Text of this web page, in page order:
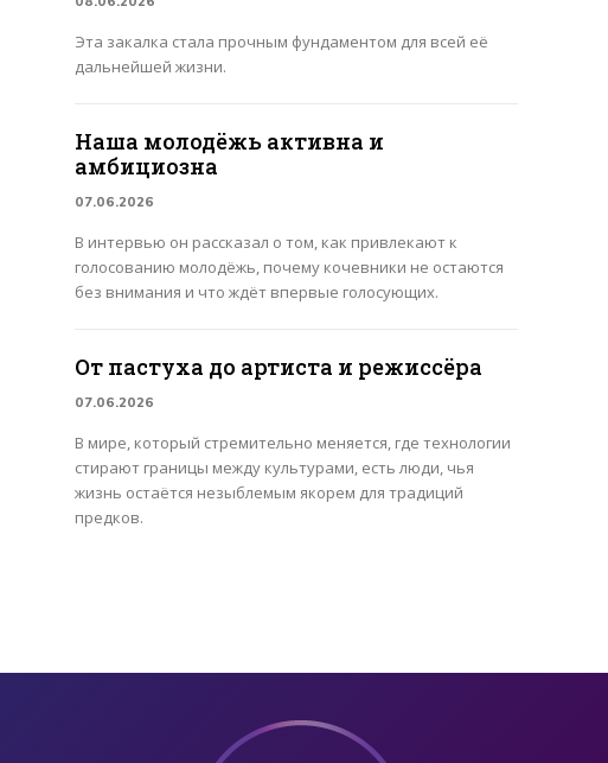
Эта закалка стала прочным фундаментом для всей её
дальнейшей жизни.
Наша молодёжь активна и
амбициозна
07.06.2026
В интервью он рассказал о том, как привлекают к
голосованию молодёжь, почему кочевники не остаются
без внимания и что ждёт впервые голосующих.
От пастуха до артиста и режиссёра
07.06.2026
В мире, который стремительно меняется, где технологии
стирают границы между культурами, есть люди, чья
жизнь остаётся незыблемым якорем для традиций
предков.